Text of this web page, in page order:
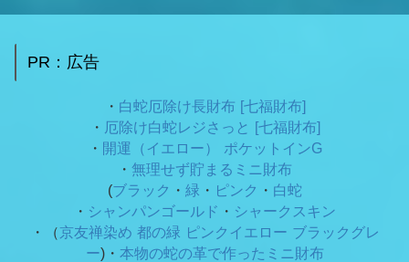
PR：広告
・ 白蛇厄除け長財布 [七福財布]
・ 厄除け白蛇レジさっと [七福財布]
・ 開運（イエロー） ポケットインG
・ 無理せず貯まるミニ財布
(ブラック ・ 緑 ・ ピンク ・ 白蛇
・ シャンパンゴールド ・ シャークスキン
・（京友禅染め 都の緑 ピンクイエロー ブラックグレ
ー)・ 本物の蛇の革で作ったミニ財布